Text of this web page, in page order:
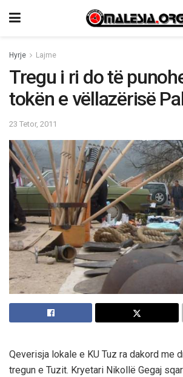
Hyrje Lajme
Tregu i ri do të
tokën e vëllazërisë
23 Tetor, 2011
Qeverisja lokale e KU Tuz ra dakord me
tregun e Tuzit. Kryetari Nikollë Gegaj